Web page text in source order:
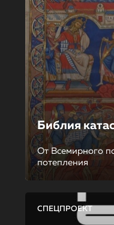
Библия
От Всемирного
потепления
СПЕЦПРОЕКТ